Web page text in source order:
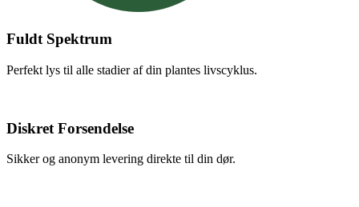
Fuldt Spektrum
Perfekt lys til alle stadier af din plantes livscyklus.
Diskret Forsendelse
Sikker og anonym levering direkte til din dør.